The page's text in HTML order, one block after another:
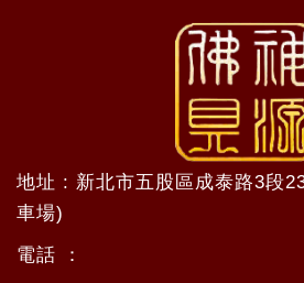
地址 : 新北市五股區成泰路3段
車場)
電話 ：